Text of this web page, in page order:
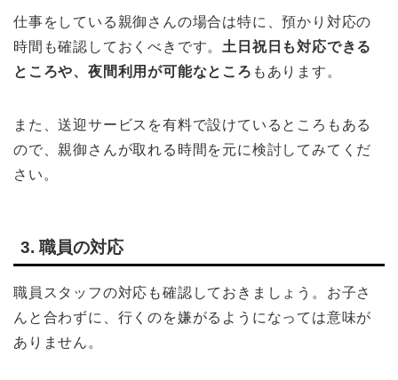
仕事をしている親御さんの場合は特に、預かり対応の
時間も確認しておくべきです。 土日祝日も対応できる
ところや、夜間利用が可能なところ もあります。
また、送迎サービスを有料で設けているところもある
ので、親御さんが取れる時間を元に検討してみてくだ
さい。
3. 職員の対応
職員スタッフの対応も確認しておきましょう。お子さ
んと合わずに、行くのを嫌がるようになっては意味が
ありません。